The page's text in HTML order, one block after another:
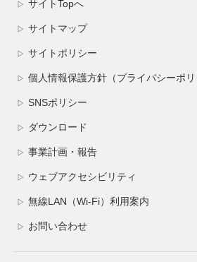
▷ サイトTopへ
▷ サイトマップ
▷ サイトポリシー
▷ 個人情報保護方針（プライバシーポリ
▷ SNSポリシー
▷ ダウンロード
▷ 事業計画・報告
▷ ウェブアクセシビリティ
▷ 無線LAN（Wi-Fi）利用案内
▷ お問い合わせ